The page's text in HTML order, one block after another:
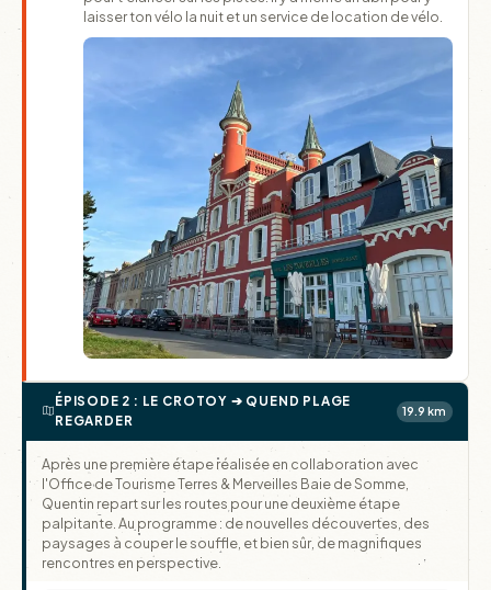
laisser ton vélo la nuit et un service de location de vélo.
ÉPISODE 2 : LE CROTOY ➔ QUEND PLAGE
REGARDER
19.9 km
Après une première étape réalisée en collaboration avec
l'Office de Tourisme Terres & Merveilles Baie de Somme,
Quentin repart sur les routes pour une deuxième étape
palpitante. Au programme : de nouvelles découvertes, des
paysages à couper le souffle, et bien sûr, de magnifiques
rencontres en perspective.